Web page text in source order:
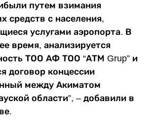
путем взимания
средств с населения,
услугами аэропорта. В
время, анализируется
ТОО АФ ТОО “АТМ Grup” и
договор концессии
между Акиматом
области”, – добавили в